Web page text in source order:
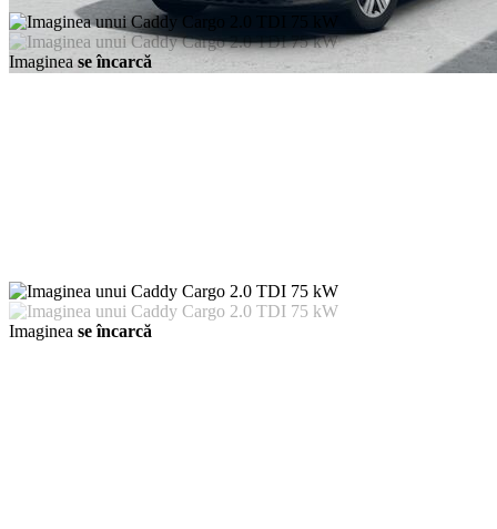
Imaginea se încarcă
Imaginea se încarcă